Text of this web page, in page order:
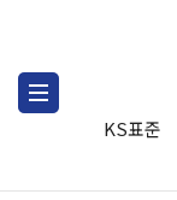
KS표준